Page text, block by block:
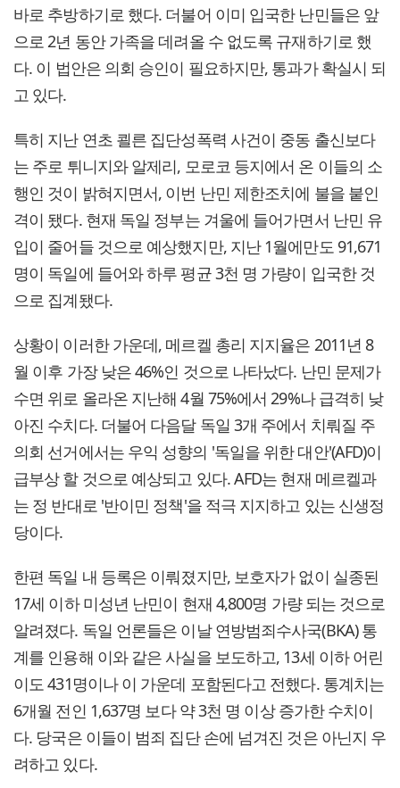
바로 추방하기로 했다. 더불어 이미 입국한 난민들은 앞
으로 2년 동안 가족을 데려올 수 없도록 규재하기로 했
다. 이 법안은 의회 승인이 필요하지만, 통과가 확실시 되
고 있다.
특히 지난 연초 쾰른 집단성폭력 사건이 중동 출신보다
는 주로 튀니지와 알제리, 모로코 등지에서 온 이들의 소
행인 것이 밝혀지면서, 이번 난민 제한조치에 불을 붙인
격이 됐다. 현재 독일 정부는 겨울에 들어가면서 난민 유
입이 줄어들 것으로 예상했지만, 지난 1월에만도 91,671
명이 독일에 들어와 하루 평균 3천 명 가량이 입국한 것
으로 집계됐다.
상황이 이러한 가운데, 메르켈 총리 지지율은 2011년 8
월 이후 가장 낮은 46%인 것으로 나타났다. 난민 문제가
수면 위로 올라온 지난해 4월 75%에서 29%나 급격히 낮
아진 수치다. 더불어 다음달 독일 3개 주에서 치뤄질 주
의회 선거에서는 우익 성향의 '독일을 위한 대안'(AFD)이
급부상 할 것으로 예상되고 있다. AFD는 현재 메르켈과
는 정 반대로 '반이민 정책'을 적극 지지하고 있는 신생정
당이다.
한편 독일 내 등록은 이뤄졌지만, 보호자가 없이 실종된
17세 이하 미성년 난민이 현재 4,800명 가량 되는 것으로
알려졌다. 독일 언론들은 이날 연방범죄수사국(BKA) 통
계를 인용해 이와 같은 사실을 보도하고, 13세 이하 어린
이도 431명이나 이 가운데 포함된다고 전했다. 통계치는
6개월 전인 1,637명 보다 약 3천 명 이상 증가한 수치이
다. 당국은 이들이 범죄 집단 손에 넘겨진 것은 아닌지 우
려하고 있다.